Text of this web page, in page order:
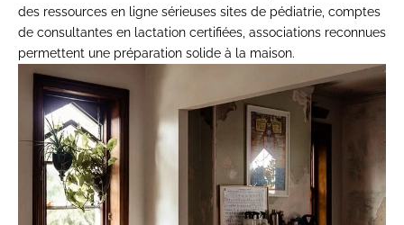
des ressources en ligne sérieuses sites de pédiatrie, comptes
de consultantes en lactation certifiées, associations reconnues
permettent une préparation solide à la maison.